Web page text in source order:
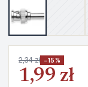
2,34 zł −15%
1,99 zł